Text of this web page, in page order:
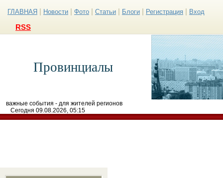
ГЛАВНАЯ Новости Фото Статьи Блоги Регистрация Вход
RSS
Провинциалы
важные события - для жителей регионов
Сегодня 09.08.2026, 05:15